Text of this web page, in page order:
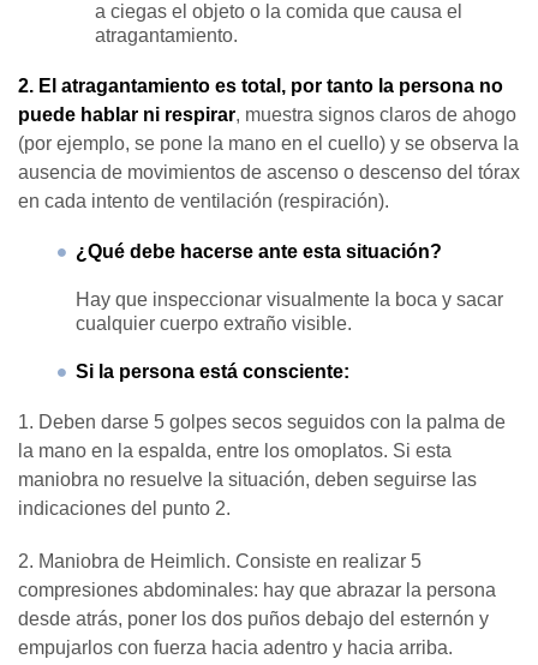
a ciegas el objeto o la comida que causa el
atragantamiento.
2. El atragantamiento es total, por tanto la persona no
puede hablar ni respirar, muestra signos claros de ahogo
(por ejemplo, se pone la mano en el cuello) y se observa la
ausencia de movimientos de ascenso o descenso del tórax
en cada intento de ventilación (respiración).
¿Qué debe hacerse ante esta situación?
Hay que inspeccionar visualmente la boca y sacar
cualquier cuerpo extraño visible.
Si la persona está consciente:
1. Deben darse 5 golpes secos seguidos con la palma de
la mano en la espalda, entre los omoplatos. Si esta
maniobra no resuelve la situación, deben seguirse las
indicaciones del punto 2.
2. Maniobra de Heimlich. Consiste en realizar 5
compresiones abdominales: hay que abrazar la persona
desde atrás, poner los dos puños debajo del esternón y
empujarlos con fuerza hacia adentro y hacia arriba.